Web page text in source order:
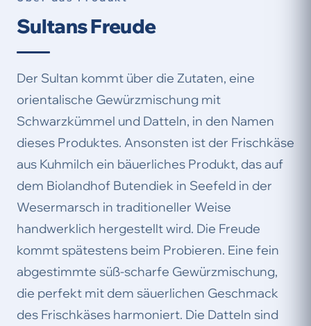
Sultans Freude
Der Sultan kommt über die Zutaten, eine
orientalische Gewürzmischung mit
Schwarzkümmel und Datteln, in den Namen
dieses Produktes. Ansonsten ist der Frischkäse
aus Kuhmilch ein bäuerliches Produkt, das auf
dem Biolandhof Butendiek in Seefeld in der
Wesermarsch in traditioneller Weise
handwerklich hergestellt wird. Die Freude
kommt spätestens beim Probieren. Eine fein
abgestimmte süß-scharfe Gewürzmischung,
die perfekt mit dem säuerlichen Geschmack
des Frischkäses harmoniert. Die Datteln sind